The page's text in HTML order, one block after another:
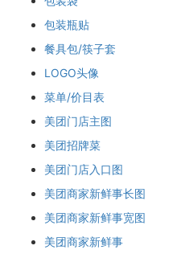
包装瓶贴
餐具包/筷子套
LOGO头像
菜单/价目表
美团门店主图
美团招牌菜
美团门店入口图
美团商家新鲜事长图
美团商家新鲜事宽图
美团商家新鲜事